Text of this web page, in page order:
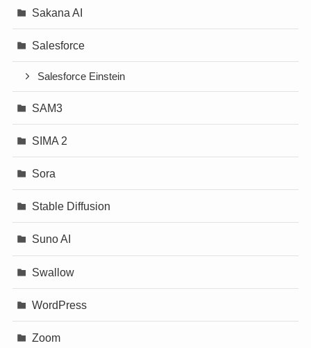
Sakana AI
Salesforce
Salesforce Einstein
SAM3
SIMA 2
Sora
Stable Diffusion
Suno AI
Swallow
WordPress
Zoom